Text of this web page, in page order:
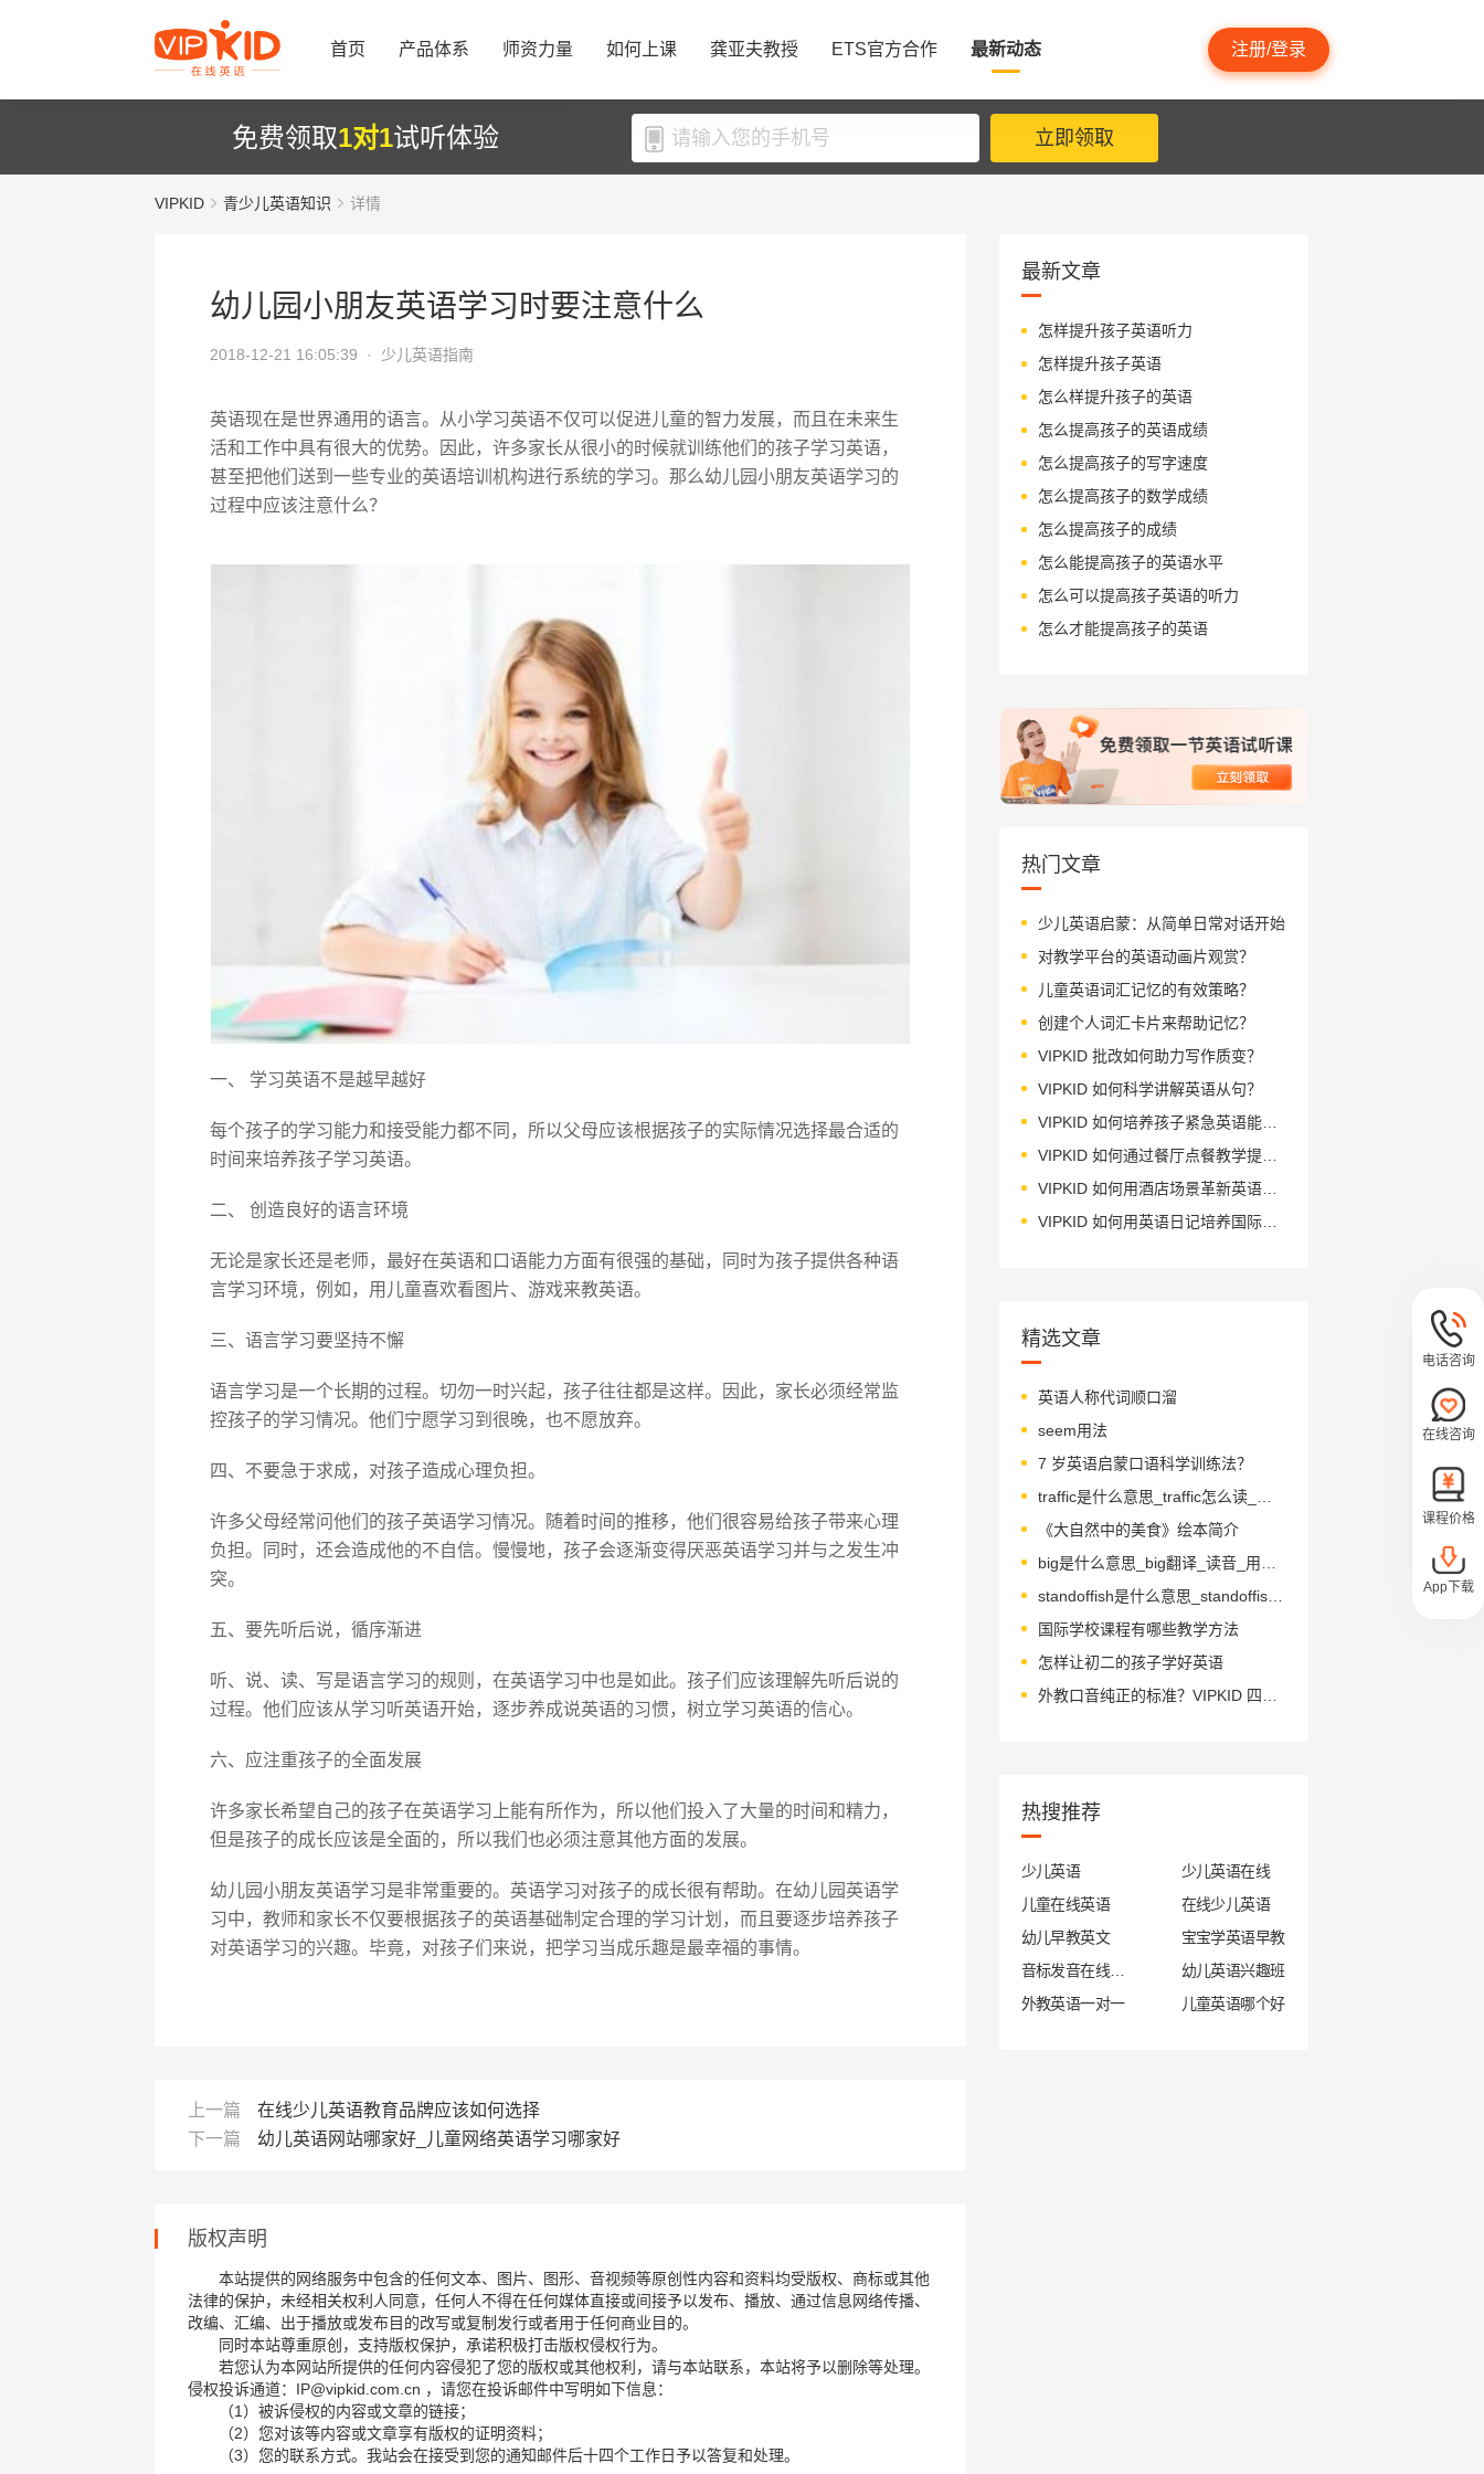
首页 产品体系 师资力量 如何上课 龚亚夫教授 ETS官方合作 最新动态 注册/登录
免费领取1对1试听体验 立即领取
VIPKID 青少儿英语知识 详情
幼儿园小朋友英语学习时要注意什么
2018-12-21 16:05:39 · 少儿英语指南
英语现在是世界通用的语言。从小学习英语不仅可以促进儿童的智力发展，而且在未来生
活和工作中具有很大的优势。因此，许多家长从很小的时候就训练他们的孩子学习英语，
甚至把他们送到一些专业的英语培训机构进行系统的学习。那么幼儿园小朋友英语学习的
过程中应该注意什么？
一、 学习英语不是越早越好
每个孩子的学习能力和接受能力都不同，所以父母应该根据孩子的实际情况选择最合适的
时间来培养孩子学习英语。
二、 创造良好的语言环境
无论是家长还是老师，最好在英语和口语能力方面有很强的基础，同时为孩子提供各种语
言学习环境，例如，用儿童喜欢看图片、游戏来教英语。
三、语言学习要坚持不懈
语言学习是一个长期的过程。切勿一时兴起，孩子往往都是这样。因此，家长必须经常监
控孩子的学习情况。他们宁愿学习到很晚，也不愿放弃。
四、不要急于求成，对孩子造成心理负担。
许多父母经常问他们的孩子英语学习情况。随着时间的推移，他们很容易给孩子带来心理
负担。同时，还会造成他的不自信。慢慢地，孩子会逐渐变得厌恶英语学习并与之发生冲
突。
五、要先听后说，循序渐进
听、说、读、写是语言学习的规则，在英语学习中也是如此。孩子们应该理解先听后说的
过程。他们应该从学习听英语开始，逐步养成说英语的习惯，树立学习英语的信心。
六、应注重孩子的全面发展
许多家长希望自己的孩子在英语学习上能有所作为，所以他们投入了大量的时间和精力，
但是孩子的成长应该是全面的，所以我们也必须注意其他方面的发展。
幼儿园小朋友英语学习是非常重要的。英语学习对孩子的成长很有帮助。在幼儿园英语学
习中，教师和家长不仅要根据孩子的英语基础制定合理的学习计划，而且要逐步培养孩子
对英语学习的兴趣。毕竟，对孩子们来说，把学习当成乐趣是最幸福的事情。
上一篇
在线少儿英语教育品牌应该如何选择
下一篇
幼儿英语网站哪家好_儿童网络英语学习哪家好
版权声明
本站提供的网络服务中包含的任何文本、图片、图形、音视频等原创性内容和资料均受版权、商标或其他
法律的保护，未经相关权利人同意，任何人不得在任何媒体直接或间接予以发布、播放、通过信息网络传播、
改编、汇编、出于播放或发布目的改写或复制发行或者用于任何商业目的。
同时本站尊重原创，支持版权保护，承诺积极打击版权侵权行为。
若您认为本网站所提供的任何内容侵犯了您的版权或其他权利，请与本站联系，本站将予以删除等处理。
侵权投诉通道：IP@vipkid.com.cn ，请您在投诉邮件中写明如下信息：
（1）被诉侵权的内容或文章的链接；
（2）您对该等内容或文章享有版权的证明资料；
（3）您的联系方式。我站会在接受到您的通知邮件后十四个工作日予以答复和处理。
最新文章
怎样提升孩子英语听力
怎样提升孩子英语
怎么样提升孩子的英语
怎么提高孩子的英语成绩
怎么提高孩子的写字速度
怎么提高孩子的数学成绩
怎么提高孩子的成绩
怎么能提高孩子的英语水平
怎么可以提高孩子英语的听力
怎么才能提高孩子的英语
热门文章
少儿英语启蒙：从简单日常对话开始
对教学平台的英语动画片观赏？
儿童英语词汇记忆的有效策略？
创建个人词汇卡片来帮助记忆？
VIPKID 批改如何助力写作质变？
VIPKID 如何科学讲解英语从句？
VIPKID 如何培养孩子紧急英语能力？
VIPKID 如何通过餐厅点餐教学提升少儿英语应用能力？
VIPKID 如何用酒店场景革新英语教学？
VIPKID 如何用英语日记培养国际化人才？
精选文章
英语人称代词顺口溜
seem用法
7 岁英语启蒙口语科学训练法？
《大自然中的美食》绘本简介
standoffish是什么意思_standoffish怎么读_音标'stænd'ɔ-fɪʃ
国际学校课程有哪些教学方法
怎样让初二的孩子学好英语
热搜推荐
少儿英语
少儿英语在线
儿童在线英语
在线少儿英语
幼儿早教英文
宝宝学英语早教
幼儿英语兴趣班
外教英语一对一
儿童英语哪个好
电话咨询
在线咨询
课程价格
App下载